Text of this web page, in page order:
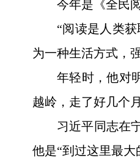
今年是《全民
“阅读是人类
为一种生活方式，
年轻时，他对
越岭，走了好几个月
习近平同志在
他是“到过这里最